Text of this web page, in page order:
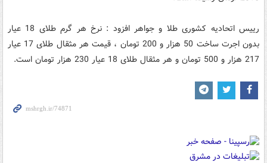
رییس اتحادیه کشوری طلا و جواهر افزود : نرخ هر گرم طلای 18 عیار
بدون اجرت ساخت 50 هزار و 200 تومان ، قیمت هر مثقال طلای 17 عیار
217 هزار و 500 تومان و هر مثقال طلای 18 عیار 230 هزار تومان است.